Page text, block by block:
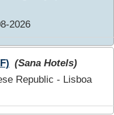
2026
(Sana Hotels)
Republic - Lisboa